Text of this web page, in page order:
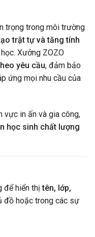
trọng trong môi trường
trật tự và tăng tính
Xưởng ZOZO
yêu cầu, đảm bảo
ứng mọi nhu cầu của
vực in ấn và gia công,
học sinh chất lượng
để hiển thịtên, lớp,
đồ hoặc trong các sự